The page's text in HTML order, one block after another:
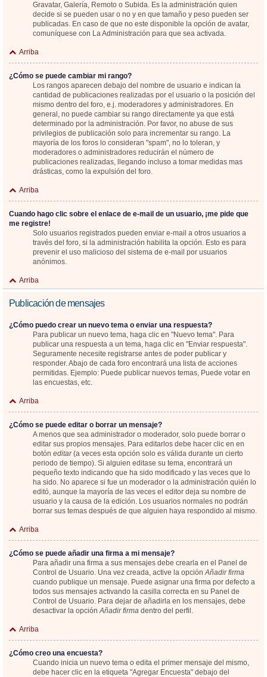
Gravatar, Galería, Remoto o Subida. Es la administración quien
decide si se pueden usar o no y en que tamaño y peso pueden ser
publicadas. En caso de que no este disponible la opción de avatar,
comuníquese con La Administración para que sea activada.
Arriba
¿Cómo se puede cambiar mi rango?
Los rangos aparecen debajo del nombre de usuario e indican la
cantidad de publicaciones realizadas por el usuario o la posición del
mismo dentro del foro, e.j. moderadores y administradores. En
general, no puede cambiar su rango directamente ya que está
determinado por la administración. Por favor, no abuse de sus
privilegios de publicación solo para incrementar su rango. La
mayoría de los foros lo consideran "spam", no lo toleran, y
moderadores o administradores reducirán el número de
publicaciones realizadas, llegando incluso a tomar medidas mas
drásticas, como la expulsión del foro.
Arriba
Cuando hago clic sobre el enlace de e-mail de un usuario, ¡me pide que
me registre!
Solo usuarios registrados pueden enviar e-mail a otros usuarios a
través del foro, si la administración habilita la opción. Esto es para
prevenir el uso malicioso del sistema de e-mail por usuarios
anónimos.
Arriba
Publicación de mensajes
¿Cómo puedo crear un nuevo tema o enviar una respuesta?
Para publicar un nuevo tema, haga clic en "Nuevo tema". Para
publicar una respuesta a un tema, haga clic en "Enviar respuesta".
Seguramente necesite registrarse antes de poder publicar y
responder. Abajo de cada foro encontrará una lista de acciones
permitidas. Ejemplo: Puede publicar nuevos temas, Puede votar en
las encuestas, etc.
Arriba
¿Cómo se puede editar o borrar un mensaje?
A menos que sea administrador o moderador, solo puede borrar o
editar sus propios mensajes. Para editarlos debe hacer clic en en
botón editar(a veces esta opción solo es válida durante un cierto
periodo de tiempo). Si alguien editase su tema, encontrará un
pequeño texto indicando que ha sido modificado y las veces que lo
ha sido. No aparece si fue un moderador o la administración quién lo
editó, aunque la mayoría de las veces el editor deja su nombre de
usuario y la causa de la edición. Los usuarios normales no podrán
borrar sus temas después de que alguien haya respondido al mismo.
Arriba
¿Cómo se puede añadir una firma a mi mensaje?
Para añadir una firma a sus mensajes debe crearla en el Panel de
Control de Usuario. Una vez creada, active la opciónAñadir firma
cuando publique un mensaje. Puede asignar una firma por defecto a
todos sus mensajes activando la casilla correcta en su Panel de
Control de Usuario. Para dejar de añadirla en los mensajes, debe
desactivar la opciónAñadir firma dentro del perfil.
Arriba
¿Cómo creo una encuesta?
Cuando inicia un nuevo tema o edita el primer mensaje del mismo,
debe hacer clic en la etiqueta "Agregar Encuesta" debajo del